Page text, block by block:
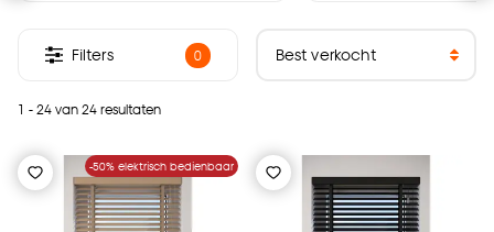
1 - 24 van 24 resultaten
Filters 0
-50% elektrisch bedienbaar